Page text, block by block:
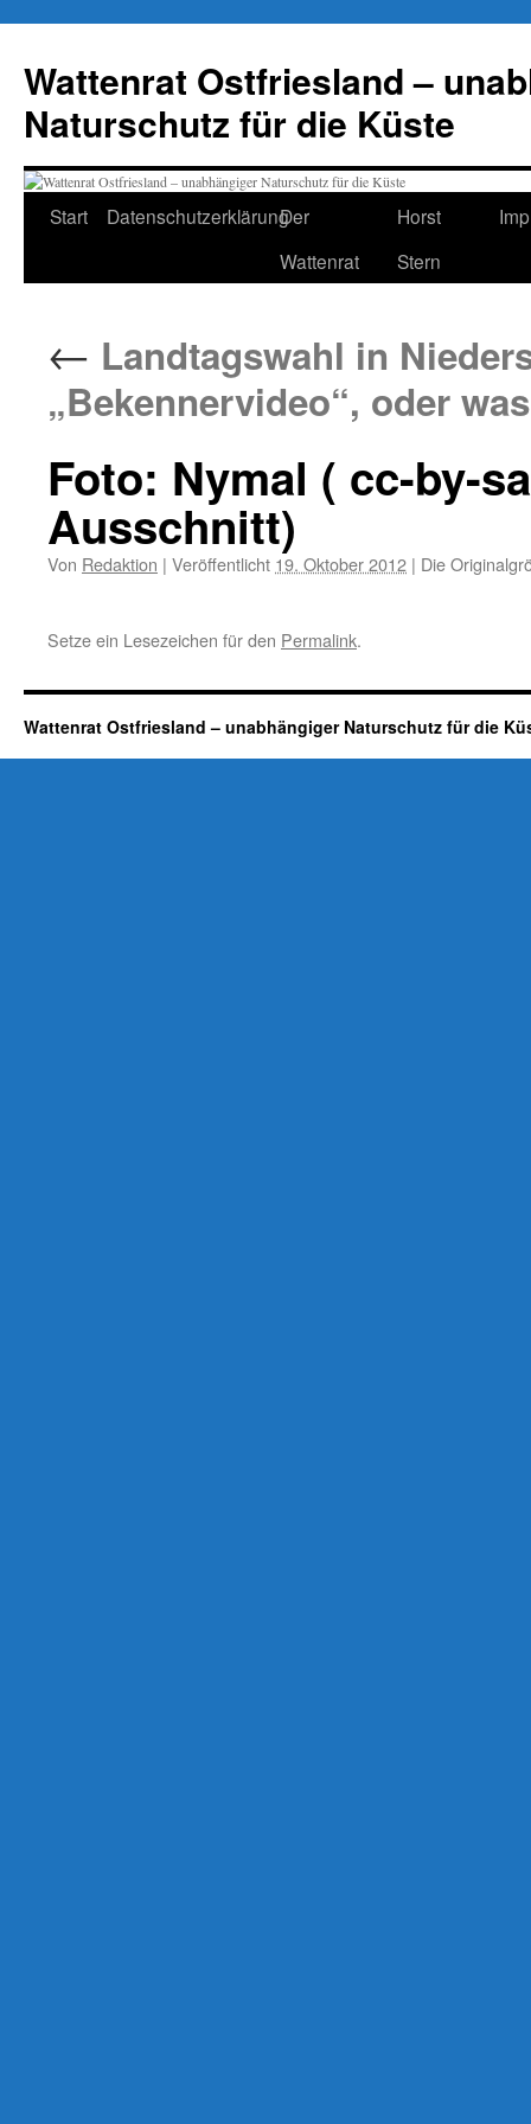
springen
Wattenrat Ostfriesland –
Naturschutz für die Küste
Start DatenschutzerklärungDer
Wattenrat
Horst
Stern
← Landtagswahl in
„Bekennervideo“, oder
Foto: Nymal ( cc-by-
Ausschnitt)
Von Redaktion | Veröffentlicht 19. Oktober 2012 | Die
Setze ein Lesezeichen für den Permalink.
Wattenrat Ostfriesland – unabhängiger Naturschutz für die